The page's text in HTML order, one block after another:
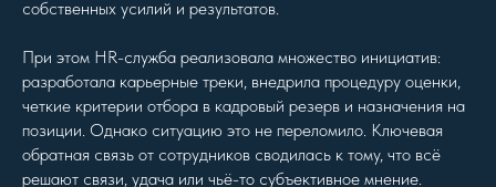
собственных усилий и результатов.
При этом HR-служба реализовала множество инициатив:
разработала карьерные треки, внедрила процедуру оценки,
четкие критерии отбора в кадровый резерв и назначения на
позиции. Однако ситуацию это не переломило. Ключевая
обратная связь от сотрудников сводилась к тому, что всё
решают связи, удача или чьё-то субъективное мнение.